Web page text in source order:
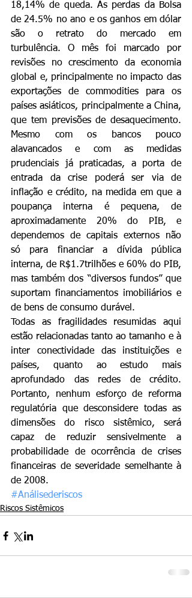
18,14% de queda. As perdas da Bolsa
de 24.5% no ano e os ganhos em dólar
são o retrato do mercado em
turbulência. O mês foi marcado por
revisões no crescimento da economia
global e, principalmente no impacto das
exportações de commodities para os
países asiáticos, principalmente a China,
que tem previsões de desaquecimento.
Mesmo com os bancos pouco
alavancados e com as medidas
prudenciais já praticadas, a porta de
entrada da crise poderá ser via de
inflação e crédito, na medida em que a
poupança interna é pequena, de
aproximadamente 20% do PIB, e
dependemos de capitais externos não
só para financiar a dívida pública
interna, de R$1.7trilhões e 60% do PIB,
mas também dos “diversos fundos” que
suportam financiamentos imobiliários e
de bens de consumo durável.
Todas as fragilidades resumidas aqui
estão relacionadas tanto ao tamanho e à
inter conectividade das instituições e
países, quanto ao estudo mais
aprofundado das redes de crédito.
Portanto, nenhum esforço de reforma
regulatória que desconsidere todas as
dimensões do risco sistêmico, será
capaz de reduzir sensivelmente a
probabilidade de ocorrência de crises
financeiras de severidade semelhante à
de 2008.
#Análisederiscos
Riscos Sistêmicos